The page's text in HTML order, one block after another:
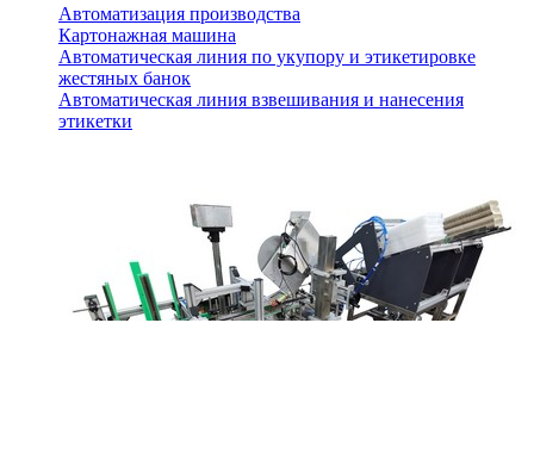
Автоматизация производства
Картонажная машина
Автоматическая линия по укупору и этикетировке
жестяных банок
Автоматическая линия взвешивания и нанесения
этикетки